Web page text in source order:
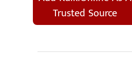
Trusted Source